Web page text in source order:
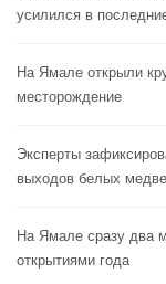
усилился в
На Ямале открыли
месторождение
Эксперты
выходов белых
На Ямале сразу два
открытиями года